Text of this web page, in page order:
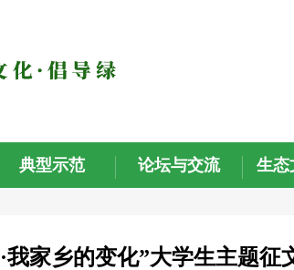
典型示范 论坛与交流 生态
我家乡的变化”大学生主题